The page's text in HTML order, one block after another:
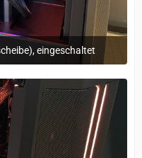
eingeschaltet